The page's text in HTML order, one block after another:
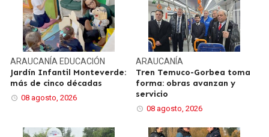
ARAUCANÍAEDUCACIÓN
Jardín Infantil Monteverde:
más de cinco décadas
08 agosto, 2026
ARAUCANÍA
Tren Temuco-Gorbea toma
forma: obras avanzan y
servicio
08 agosto, 2026